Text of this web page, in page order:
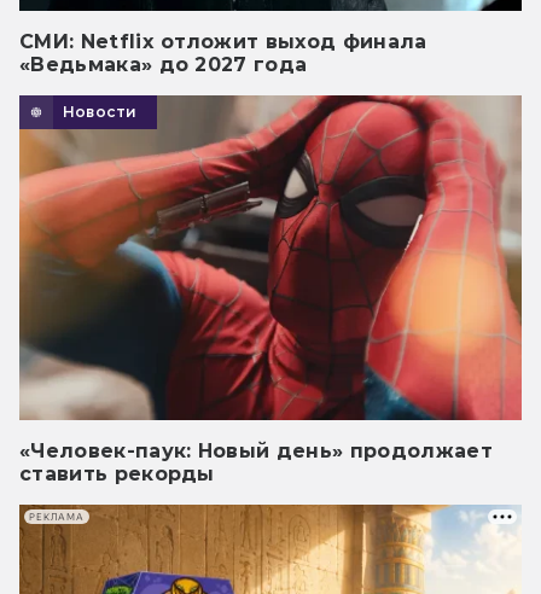
СМИ: Netflix отложит выход финала
«Ведьмака» до 2027 года
Новости
«Человек-паук: Новый день» продолжает
ставить рекорды
РЕКЛАМА